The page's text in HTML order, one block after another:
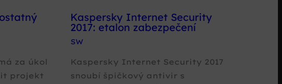
za úkol
projekt
Kaspersky Internet Security
2017: etalon zabezpečení
SW
Kaspersky Internet Security 2017
snoubí špičkový antivir s